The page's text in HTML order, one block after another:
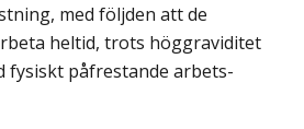
med följden att de
heltid, trots höggraviditet
fysiskt påfrestande arbets­